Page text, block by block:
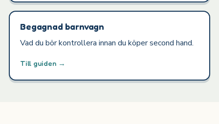
Begagnad barnvagn
Vad du bör kontrollera innan du köper second hand.
Till guiden →